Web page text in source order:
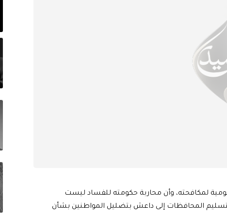
لمكافحته، وأن محاربة حكومته للفساد ليست
المحافظات إلى داعش بتضليل المواطنين بشأن